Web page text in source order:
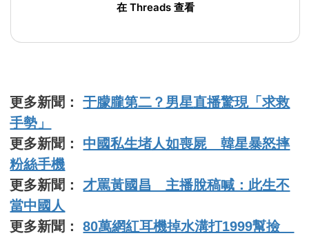
在 Threads 查看
更多新聞：于朦朧第二？男星直播驚現「求救
手勢」
更多新聞： 中國私生堵人如喪屍 韓星暴怒摔
粉絲手機
更多新聞： 才罵黃國昌 主播脫稿喊：此生不
當中國人
更多新聞：80萬網紅耳機掉水溝打1999幫撿